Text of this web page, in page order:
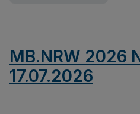
MB.NRW 2026
17.07.2026